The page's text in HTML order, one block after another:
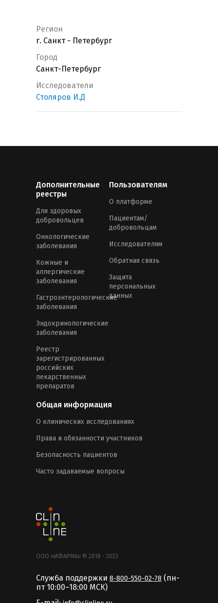
Регион
г. Санкт - Петербург
Город
Санкт-Петербург
Исследователи
Столяров И.Д
Дополнительные
реестры
Для здоровых
добровольцев
Онкологические
заболевания
Кожные и
аллергические
заболевания
Гастроэнтерологические
заболевания
Эндокринологические
заболевания
Реестр
зарегистрированных
российских
лекарственных
препаратов
Пользователям
О платформе
Пациентам/
добровольцам
Исследователям
Обратная связь
Защита
персональных
данных
Общая информация
О клинических исследованиях
Права и обязанности участников
Безопасность пациентов
Часто задаваемые вопросы
ООО «ИФАРМА» © 2018 - 2023
Служба поддержки 8-800-550-02-78 (пн-
пт 10:00–18:00 MCК)